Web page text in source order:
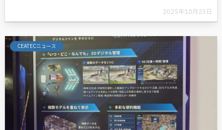
2025年10月23日
CEATECニュース